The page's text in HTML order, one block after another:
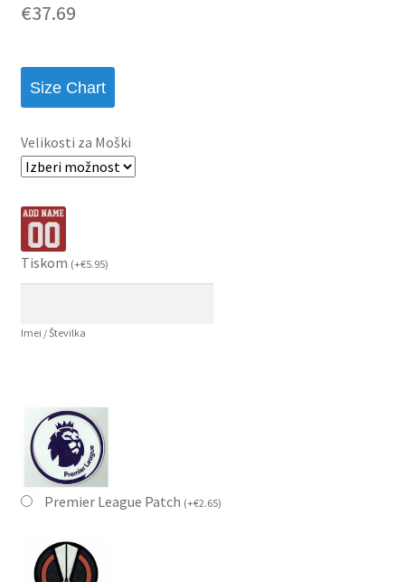
€37.69
Size Chart
Velikosti za Moški
Tiskom (+€5.95)
Imei / Številka
Premier League Patch (+€2.65)